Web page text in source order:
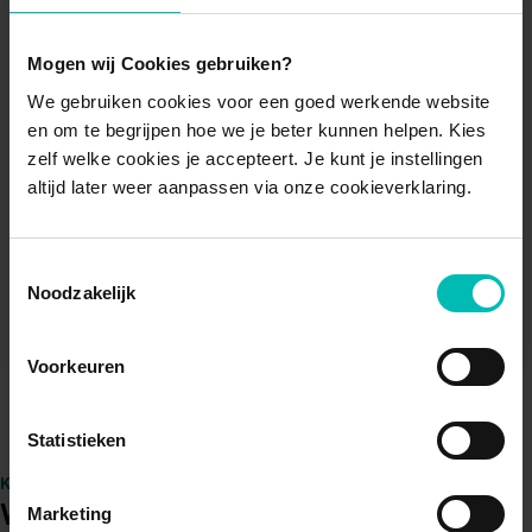
Mogen wij Cookies gebruiken?
We gebruiken cookies voor een goed werkende website
en om te begrijpen hoe we je beter kunnen helpen. Kies
zelf welke cookies je accepteert. Je kunt je instellingen
altijd later weer aanpassen via onze cookieverklaring.
Noodzakelijk
Voorkeuren
Statistieken
Marketing
Donderdag
Gesloten
Vrijdag
Gesloten
Zaterdag
Gesloten
Zondag
Gesloten
KLANTEN BEOORDELEN ONS MET EEN 9,3 / 10
Wat klanten over Eezy zeggen